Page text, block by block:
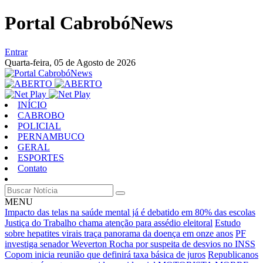
Portal CabrobóNews
Entrar
Quarta-feira, 05 de Agosto de 2026
INÍCIO
CABROBO
POLICIAL
PERNAMBUCO
GERAL
ESPORTES
Contato
MENU
Impacto das telas na saúde mental já é debatido em 80% das escolas
Justiça do Trabalho chama atenção para assédio eleitoral Estudo
sobre hepatites virais traça panorama da doença em onze anos PF
investiga senador Weverton Rocha por suspeita de desvios no INSS
Copom inicia reunião que definirá taxa básica de juros Republicanos